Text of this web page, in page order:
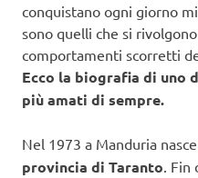
conquistano ogni giorno
sono quelli che si
comportamenti scorretti
Ecco la biografia di uno
più amati di sempre.
Nel 1973 a Manduria nasce
provincia di Taranto .